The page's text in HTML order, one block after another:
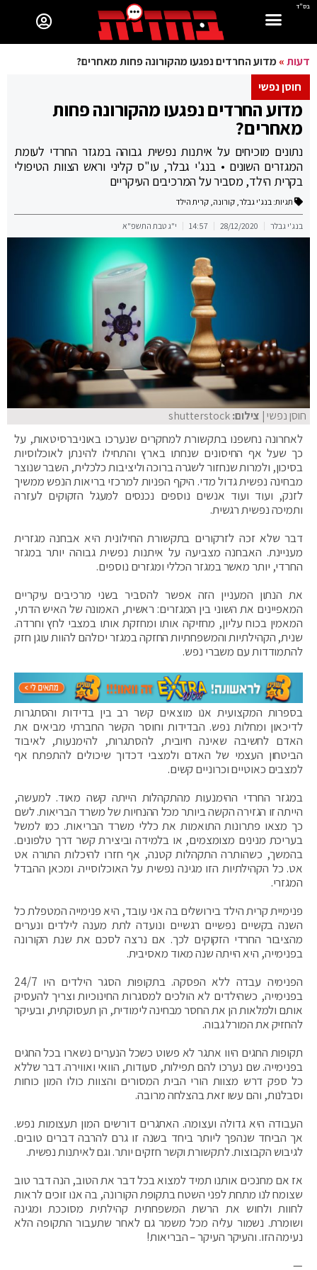
בס"ד
דעות»מדוע החרדים נפגעו מהקורונה פחות מאחרים?
חוסן נפשי
מדוע החרדים נפגעו מהקורונה פחות
מאחרים?
נתונים מוכיחים על איתנות נפשית גבוהה במגזר החרדי לעומת
המגזרים השונים • בנג'י גבלר, עו"ס קליני וראש הצוות הטיפולי
בקרית הילד, מסביר על המרכיבים העיקריים
תגיות: בנג'י גבלר, קורונה, קרית הילד
בנג'י גבלר 28/12/2020
14:57 י"ג טבת התשפ"א
חוסן נפשי| צילום:shutterstock
לאחרונה נחשפנו בתקשורת למחקרים שנערכו באוניברסיטאות, על
כך שעל אף החיסונים שנחתו בארץ והתחילו להינתן לאוכלוסיות
בסיכון, ולמרות שנחזור לשגרה ברוכה וליציבות כלכלית, השבר שנוצר
מבחינה נפשית גדול מדי. היקף הפניות למרכזי בריאות הנפש ממשיך
לזנק, ועוד ועוד אנשים נוספים נכנסים למעגל הזקוקים לעזרה
ותמיכה נפשית רגשית.
דבר שלא זכה לזרקורים בתקשורת החילונית היא אבחנה מגזרית
מעניינת. האבחנה מצביעה על איתנות נפשית גבוהה יותר במגזר
החרדי, יותר מאשר במגזר הכללי ומגזרים נוספים.
את הנתון המעניין הזה אפשר להסביר בשני מרכיבים עיקריים
המאפיינים את השוני בין המגזרים: ראשית, האמונה של האיש הדתי,
המאמין בכוח עליון, מחזיקה אותו ומחזקת אותו במצבי לחץ וחרדה.
שנית, הקהילתיות והמשפחתיות החזקה במגזר יכולהם להוות עוגן חזק
להתמודדות עם משברי נפש.
בספרות המקצועית אנו מוצאים קשר רב בין בדידות והסתגרות
לדיכאון ומחלות נפש. הבדידות וחוסר הקשר החברתי מביאים את
האדם לחשיבה שאינה חיובית, להסתגרות, להימנעות, לאיבוד
הביטחון העצמי של האדם ולמצבי דכדוך שיכולים להתפתח אף
למצבים כאוטיים וכרוניים קשים.
במגזר החרדי ההימנעות מהתקהלות הייתה קשה מאוד. למעשה,
הייתה זו הגזירה הקשה ביותר מכל ההנחיות של משרד הבריאות. לשם
כך מצאו פתרונות התואמות את כללי משרד הבריאות. כמו למשל
בעריכת מנינים מצומצמים, או בלמידה וביצירת קשר דרך טלפונים.
בהמשך, כשהותרה התקהלות קטנה, אף חזרו להיכלות התורה אט
אט. כל הקהילתיות הזו מגינה נפשית על האוכלוסייה. ומכאן ההבדל
המגזרי.
פנימיית קרית הילד בירושלים בה אני עובד, היא פנימייה המטפלת כל
השנה בקשיים נפשיים רגשיים ונועדה לתת מענה לילדים ונערים
מהציבור החרדי הזקוקים לכך. אם נרצה לסכם את שנת הקורונה
בפנימייה, היא הייתה שנה מאוד מאסיבית.
הפנימיה עבדה ללא הפסקה. בתקופות הסגר הילדים היו 24/7
בפנימייה, כשהילדים לא הולכים למסגרות החינוכיות וצריך להעסיק
אותם ולמלאות הן את החסר מבחינה לימודית, הן תעסוקתית, ובעיקר
להחזיק את המורל גבוה.
תקופות החגים היוו אתגר לא פשוט כשכל הנערים נשארו בכל החגים
בפנימייה. שם נערכו להם תפילות, סעודות, הוואי ואווירה. דבר שללא
כל ספק דרש מצוות הורי הבית המסורים והצוות כולו המון כוחות
וסבלנות, והם עשו זאת בהצלחה מרובה.
העבודה היא גדולה ועצומה. האתגרים דורשים המון תעצומות נפש.
אך הביחד שנהפך ליותר ביחד בשנה זו גרם להרבה דברים טובים.
לגיבוש הקבוצות. לתקשורת וקשר חזקים יותר. וגם לאיתנות נפשית.
אז אם מחנכים אותנו תמיד למצוא בכל דבר את הטוב, הנה דבר טוב
שצומח לנו מתחת לפני השטח בתקופת הקורונה, בה אנו זוכים לראות
לחוות ולחוש את הרשת המשפחתית קהילתית מסוככת ומגינה
ושומרת. נשמור עליה מכל משמר גם לאחר שתעבור התקופה הלא
נעימה הזו. והעיקר העיקר – הבריאות!
—